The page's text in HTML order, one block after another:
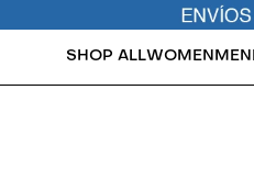
SHOP ALLWOMENMEN